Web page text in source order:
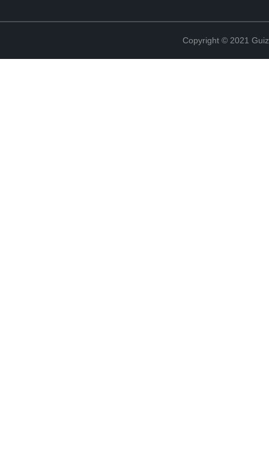
Copyright © 2021